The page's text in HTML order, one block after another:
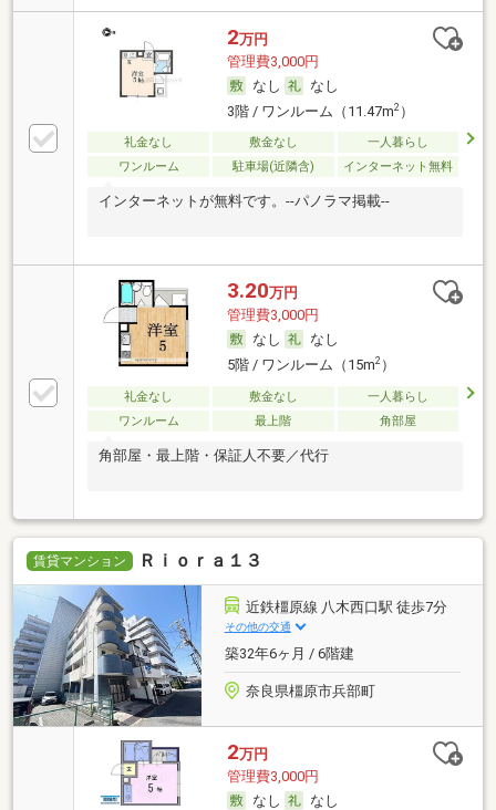
2万円
管理費3,000円
なし
なし
3階 / ワンルーム（11.47m2）
礼金なし 敷金なし
一人暮らし
ワンルーム
駐車場(近隣含) インターネット無料
インターネットが無料です。--パノラマ掲載--
3.20万円
管理費3,000円
なし
なし
5階 / ワンルーム（15m2）
礼金なし 敷金なし
一人暮らし
ワンルーム
最上階 角部屋
角部屋・最上階・保証人不要／代行
賃貸マンション Ｒｉｏｒａ１３
近鉄橿原線 八木西口駅 徒歩7分
その他の交通
築32年6ヶ月 / 6階建
奈良県橿原市兵部町
2万円
管理費3,000円
なし
なし